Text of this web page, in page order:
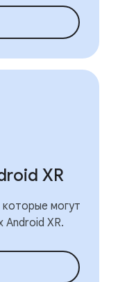
XR
могут
Android XR.